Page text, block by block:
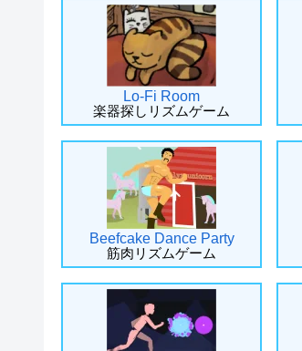
Lo-Fi Room
楽器探しリズムゲーム
Beefcake Dance Party
筋肉リズムゲーム